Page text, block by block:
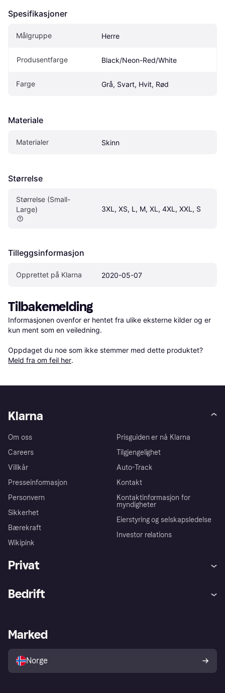
Spesifikasjoner
Målgruppe Herre
Produsentfarge Black/Neon-Red/White
Farge Grå, Svart, Hvit, Rød
Materiale
Materialer Skinn
Størrelse
Størrelse (Small-
Large)
3XL, XS, L, M, XL, 4XL, XXL, S
Tilleggsinformasjon
Opprettet på Klarna 2020-05-07
Tilbakemelding
Informasjonen ovenfor er hentet fra ulike eksterne kilder og er
kun ment som en veiledning.
Oppdaget du noe som ikke stemmer med dette produktet?
Meld fra om feil her.
Klarna
Om oss
Careers
Villkår
Presseinformasjon
Personvern
Sikkerhet
Bærekraft
Wikipink
Prisguiden er nå Klarna
Tilgjengelighet
Auto-Track
Kontakt
Kontaktinformasjon for
myndigheter
Eierstyring og selskapsledelse
Investor relations
Privat
Utforsk butikker
Bedrift
Merchant portal
Marked
Norge